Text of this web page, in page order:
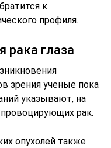
к
профиля.
рака глаза
зрения ученые пока
указывают, на
рак.
опухолей также